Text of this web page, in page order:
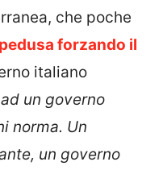
che poche
forzando il
italiano
un governo
norma. Un
un governo